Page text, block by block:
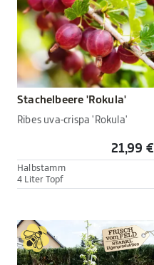
Stachelbeere 'Rokula'
Ribes uva-crispa 'Rokula'
21,99 €
Halbstamm
4 Liter Topf